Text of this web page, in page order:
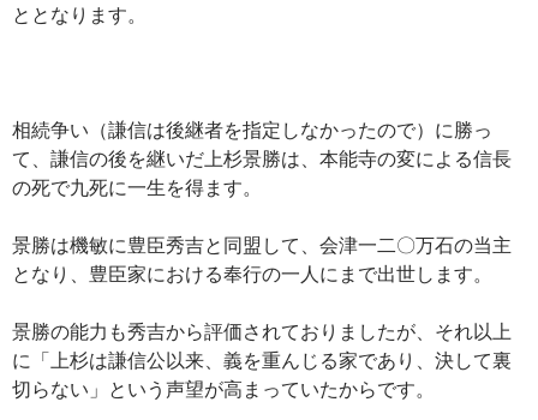
ととなります。
相続争い（謙信は後継者を指定しなかったので）に勝っ
て、謙信の後を継いだ上杉景勝は、本能寺の変による信長
の死で九死に一生を得ます。
景勝は機敏に豊臣秀吉と同盟して、会津一二〇万石の当主
となり、豊臣家における奉行の一人にまで出世します。
景勝の能力も秀吉から評価されておりましたが、それ以上
に「上杉は謙信公以来、義を重んじる家であり、決して裏
切らない」という声望が高まっていたからです。